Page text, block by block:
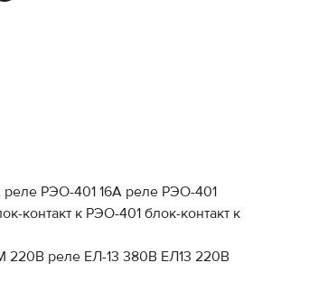
РЭО-401 16А реле РЭО-401
к РЭО-401 блок-контакт к
220В реле ЕЛ-13 380В ЕЛ13 220В